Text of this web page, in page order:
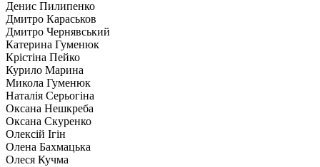
Денис Пилипенко
Дмитро Караськов
Дмитро Чернявський
Катерина Гуменюк
Крістіна Пейко
Курило Марина
Микола Гуменюк
Наталія Серьогіна
Оксана Нешкреба
Оксана Скуренко
Олексій Ігін
Олена Бахмацька
Олеся Кучма